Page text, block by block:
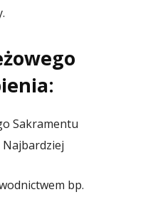
Sakramentu
Najbardziej
bp.